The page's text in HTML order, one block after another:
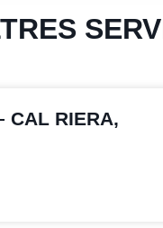
CAL RIERA,